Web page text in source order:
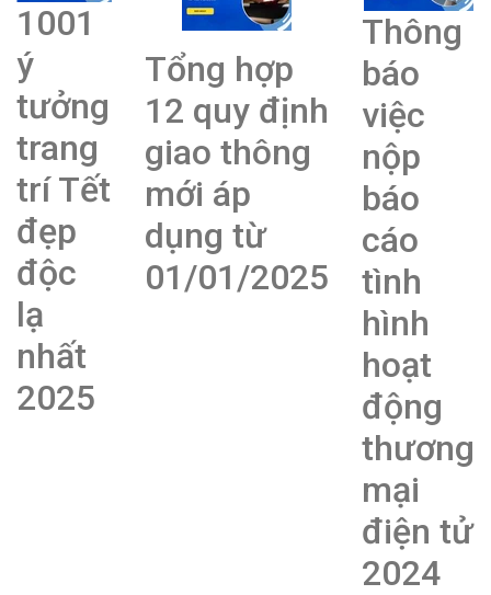
1001
ý
tưởng
trang
trí Tết
đẹp
độc
lạ
nhất
2025
Tổng hợp
12 quy định
giao thông
mới áp
dụng từ
01/01/2025
Thông
báo
việc
nộp
báo
cáo
tình
hình
hoạt
động
thương
mại
điện tử
2024